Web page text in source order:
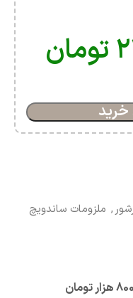
تومان
خرید
, ملزومات ساندویچ